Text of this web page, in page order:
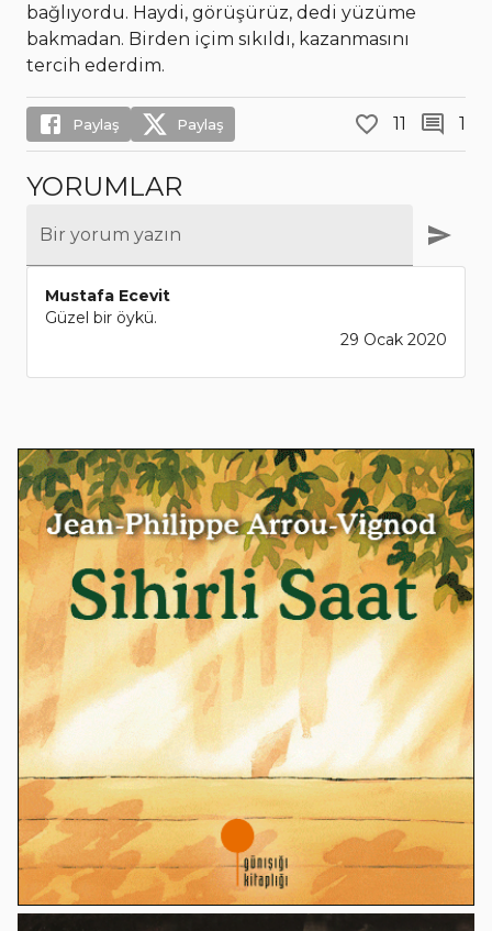
bağlıyordu. Haydi, görüşürüz, dedi yüzüme
bakmadan. Birden içim sıkıldı, kazanmasını
tercih ederdim.
Paylaş Paylaş 11 1
YORUMLAR
Bir yorum yazın
Mustafa Ecevit
Güzel bir öykü.
29 Ocak 2020